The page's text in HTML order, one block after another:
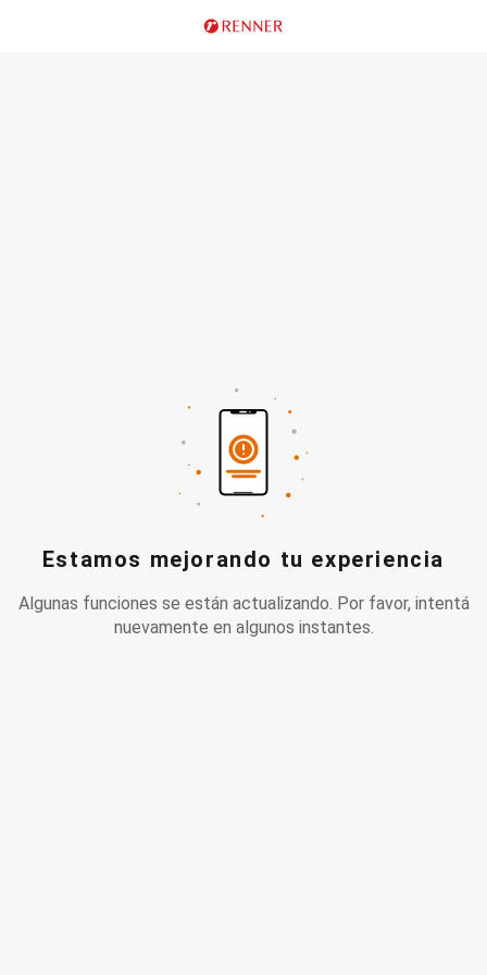
Estamos mejorando tu experiencia
Algunas funciones se están actualizando. Por favor, intentá
nuevamente en algunos instantes.